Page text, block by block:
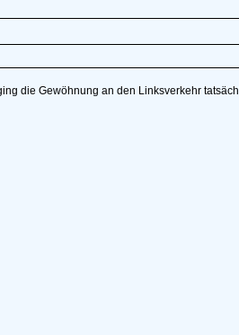
die Gewöhnung an den Linksverkehr